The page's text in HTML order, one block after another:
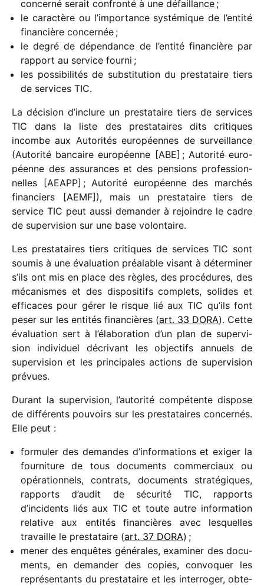
concerné serait confronté à une défaillance ;
le carac­tère ou l’importance systé­mique de l’entité
finan­cière concer­née ;
le degré de dépen­dance de l’entité finan­cière par
rapport au service fourni ;
les possi­bi­li­tés de substi­tu­tion du pres­ta­taire tiers
de services TIC.
La déci­sion d’inclure un pres­ta­taire tiers de services
TIC dans la liste des pres­ta­taires dits critiques
incombe aux Autorités euro­péennes de surveillance
(Autorité bancaire euro­péenne [ABE] ; Autorité euro­
péenne des assu­rances et des pensions profes­sion­
nelles [AEAPP] ; Autorité euro­péenne des marchés
finan­ciers [AEMF]), mais un pres­ta­taire tiers de
service TIC peut aussi deman­der à rejoindre le cadre
de super­vi­sion sur une base volon­taire.
Les pres­ta­taires tiers critiques de services TIC sont
soumis à une évalua­tion préa­lable visant à déter­mi­ner
s’ils ont mis en place des règles, des procé­dures, des
méca­nismes et des dispo­si­tifs complets, solides et
effi­caces pour gérer le risque lié aux TIC qu’ils font
peser sur les enti­tés finan­cières (art. 33 DORA). Cette
évalua­tion sert à l’élaboration d’un plan de super­vi­
sion indi­vi­duel décri­vant les objec­tifs annuels de
super­vi­sion et les prin­ci­pales actions de super­vi­sion
prévues.
Durant la super­vi­sion, l’autorité compé­tente dispose
de diffé­rents pouvoirs sur les pres­ta­taires concer­nés.
Elle peut :
formu­ler des demandes d’informations et exiger la
four­ni­ture de tous docu­ments commer­ciaux ou
opéra­tion­nels, contrats, docu­ments stra­té­giques,
rapports d’audit de sécu­rité TIC, rapports
d’incidents liés aux TIC et toute autre infor­ma­tion
rela­tive aux enti­tés finan­cières avec lesquelles
travaille le pres­ta­taire (art. 37 DORA) ;
mener des enquêtes géné­rales, exami­ner des docu­
ments, en deman­der des copies, convo­quer les
repré­sen­tants du pres­ta­taire et les inter­ro­ger, obte­